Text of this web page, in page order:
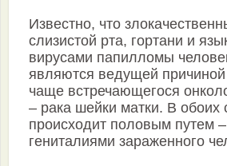
Известно, что
слизистой рта, гортани и
вирусами папилломы
являются ведущей причиной
чаще встречающегося
– рака шейки матки. В
происходит половым путем –
гениталиями зараженного